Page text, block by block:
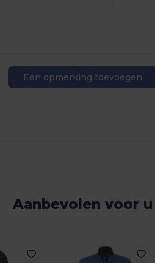
Een opmerking toevoegen
Aanbevolen voor u